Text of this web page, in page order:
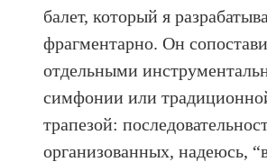
балет, который я
фрагментарно. Он
отдельными
симфонии или
трапезой:
организованных, надеюсь,